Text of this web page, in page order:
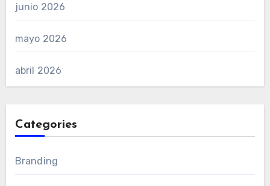
junio 2026
mayo 2026
abril 2026
Categories
Branding